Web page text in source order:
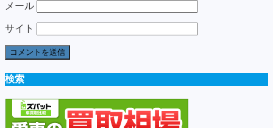
メール
サイト
検索